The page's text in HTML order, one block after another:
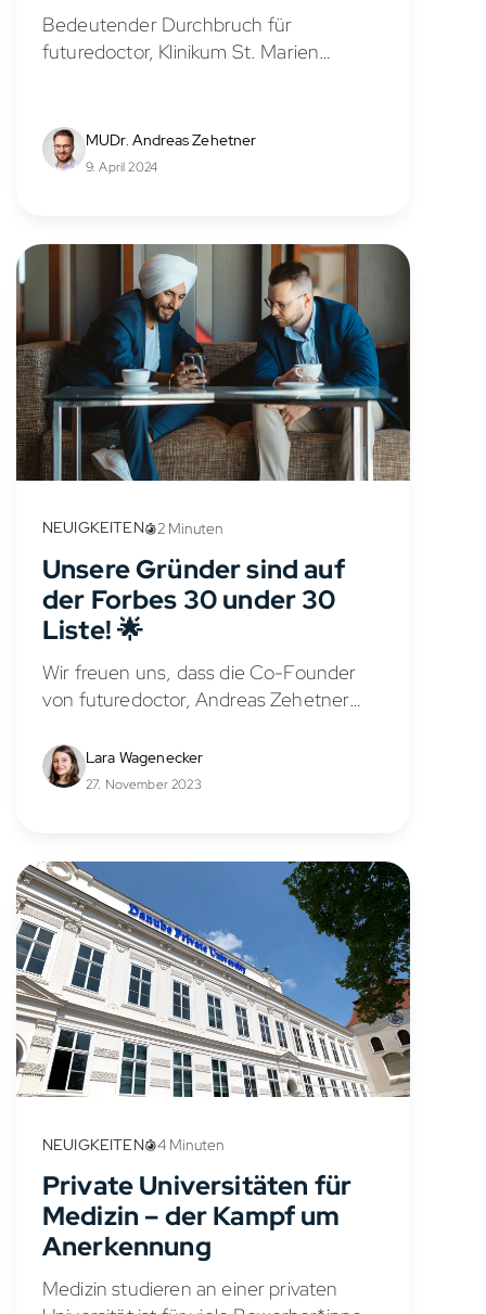
Bedeutender Durchbruch für
futuredoctor, Klinikum St. Marien
ein halbes Jahr ist unser Vorhaben nun
endlich Wirklichkeit geworden. Ab
MUDr. Andreas Zehetner
9. April 2024
NEUIGKEITEN 2 Minuten
Unsere Gründer sind auf
der Forbes 30 under 30
Liste! 🌟
Wir freuen uns, dass die Co-Founder
von futuredoctor, Andreas Zehetner
diesjährigen Forbes 30 Under 30 Liste
vertreten sind!
Lara Wagenecker
27. November 2023
NEUIGKEITEN 4 Minuten
Private Universitäten für
Medizin – der Kampf um
Anerkennung
Medizin studieren an einer privaten